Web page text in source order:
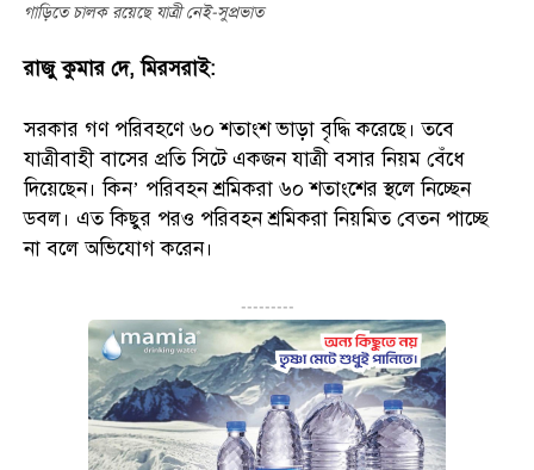
গাড়িতে চালক রয়েছে যাত্রী নেই-সুপ্রভাত
রাজু কুমার দে, মিরসরাই:
সরকার গণ পরিবহণে ৬০ শতাংশ ভাড়া বৃদ্ধি করেছে। তবে
যাত্রীবাহী বাসের প্রতি সিটে একজন যাত্রী বসার নিয়ম বেঁধে
দিয়েছেন। কিন’ পরিবহন শ্রমিকরা ৬০ শতাংশের স্থলে নিচ্ছেন
ডবল। এত কিছুর পরও পরিবহন শ্রমিকরা নিয়মিত বেতন পাচ্ছে
না বলে অভিযোগ করেন।
---------